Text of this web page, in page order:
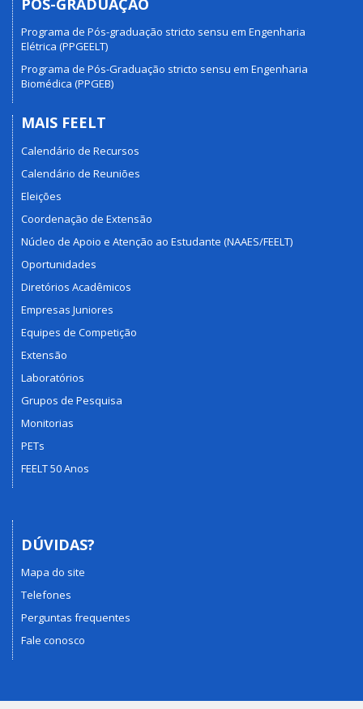
Programa de Pós-graduação stricto sensu em Engenharia
Elétrica (PPGEELT)
Programa de Pós-Graduação stricto sensu em Engenharia
Biomédica (PPGEB)
MAIS FEELT
Calendário de Recursos
Calendário de Reuniões
Eleições
Coordenação de Extensão
Núcleo de Apoio e Atenção ao Estudante (NAAES/FEELT)
Oportunidades
Diretórios Acadêmicos
Empresas Juniores
Equipes de Competição
Extensão
Laboratórios
Grupos de Pesquisa
Monitorias
PETs
FEELT 50 Anos
DÚVIDAS?
Mapa do site
Telefones
Perguntas frequentes
Fale conosco